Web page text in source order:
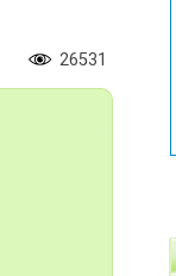
26531